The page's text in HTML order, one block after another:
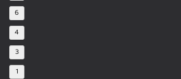
6
4
3
1